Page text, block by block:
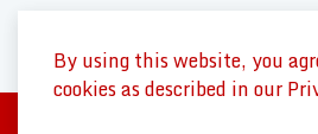
By using this website, you
cookies as described in our